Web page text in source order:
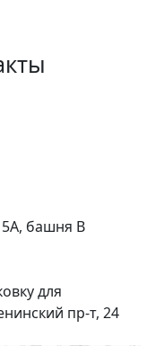
башня В
для
пр-т, 24